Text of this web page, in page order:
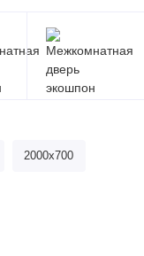
2000x700